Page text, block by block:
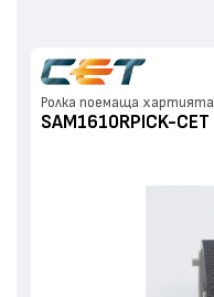
Ролка поемаща хартията
SAM1610RPICK-CET